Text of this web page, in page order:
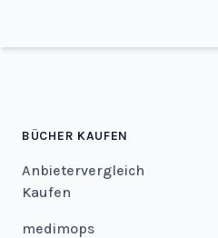
BÜCHER KAUFEN
Anbietervergleich
Kaufen
medimops